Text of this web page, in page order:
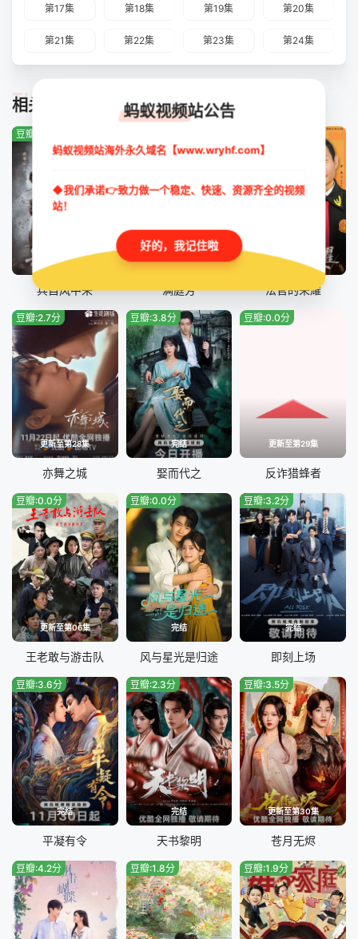
第17集 第18集 第19集 第20集
第21集 第22集 第23集 第24集
相关推荐
TUIJIAN
更新至30集
豆瓣:0.0分
兵自风中来
已完结
满庭芳
完结
法官的荣耀
更新至第28集
豆瓣:2.7分
亦舞之城
完结
豆瓣:3.8分
娶而代之
更新至第29集
豆瓣:0.0分
反诈猎蜂者
更新至第06集
豆瓣:0.0分
王老敢与游击队
完结
豆瓣:0.0分
风与星光是归途
完结
豆瓣:3.2分
即刻上场
完结
豆瓣:3.6分
平凝有令
完结
豆瓣:2.3分
天书黎明
更新至第30集
豆瓣:3.5分
苍月无烬
豆瓣:4.2分 豆瓣:1.8分 豆瓣:1.9分
蚂蚁视频站公告
蚂蚁视频站海外永久域名【www.wryhf.com】
◆我们承诺👉致力做一个稳定、快速、资源齐全的视频
站！
好的，我记住啦